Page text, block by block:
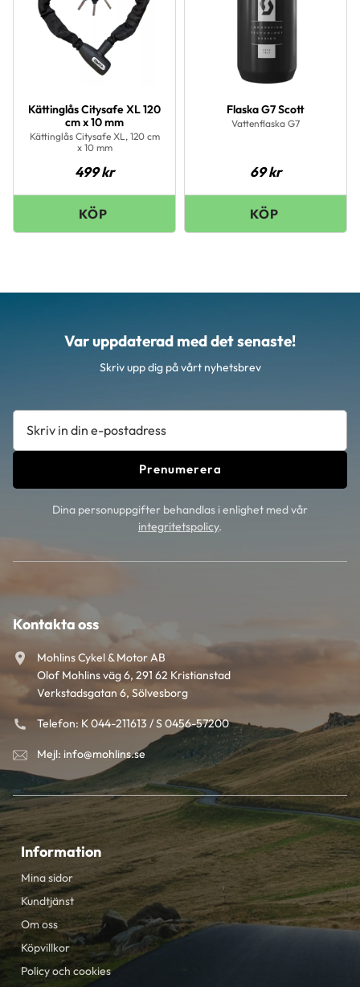
Kättinglås Citysafe XL 120
cm x 10 mm
Kättinglås Citysafe XL, 120 cm
x 10 mm
499kr
Flaska G7 Scott
Vattenflaska G7
69kr
Var uppdaterad med det senaste!
Skriv upp dig på vårt nyhetsbrev
Prenumerera
Dina personuppgifter behandlas i enlighet med vår
integritetspolicy.
Kontakta oss
Mohlins Cykel & Motor AB
Olof Mohlins väg 6, 291 62 Kristianstad
Verkstadsgatan 6, Sölvesborg
Telefon: K 044-211613 / S 0456-57200
Mejl: info@mohlins.se
Information
Mina sidor
Kundtjänst
Om oss
Köpvillkor
Policy och cookies